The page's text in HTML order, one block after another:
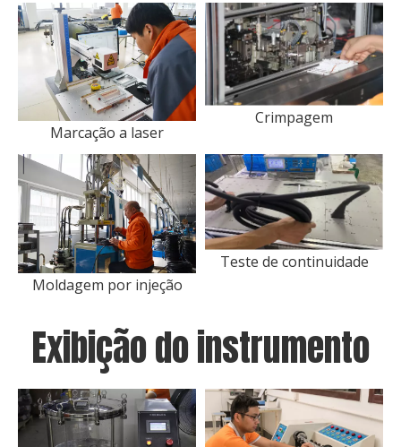
Marcação a laser
Crimpagem
Moldagem por injeção
Teste de continuidade
Exibição do instrumento